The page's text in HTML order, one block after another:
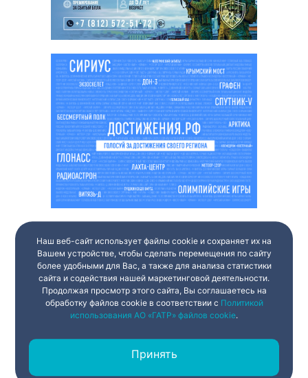
Наш веб-сайт использует файлы cookie и сохраняет их на
Вашем устройстве, чтобы сделать перемещения по сайту
более удобными для Вас, а также для анализа статистики
сайта и содействия нашей маркетинговой деятельности.
Продолжая просмотр этого сайта, Вы соглашаетесь на
обработку файлов cookie в соответствии с Политикой
использования АО «ГАТР» файлов cookie.
Принять